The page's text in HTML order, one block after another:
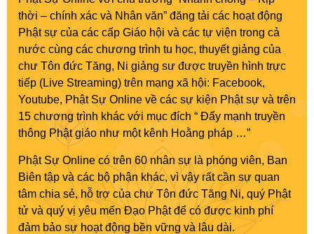
thời – chính xác và Nhân văn” đăng tải các hoạt động
Phật sự của các cấp Giáo hội và các tự viện trong cả
nước cùng các chương trình tu học, thuyết giảng của
chư Tôn đức Tăng, Ni giảng sư được truyền hình trực
tiếp (Live Streaming) trên mạng xã hội: Facebook,
Youtube, Phật Sự Online về các sự kiện Phật sự và trên
15 chương trình khác với mục đích “ Đẩy mạnh truyền
thông Phật giáo như một kênh Hoằng pháp …”
Phật Sự Online có trên 60 nhân sự là phóng viên, Ban
Biên tập và các bộ phận khác, vì vậy rất cần sự quan
tâm chia sẻ, hỗ trợ của chư Tôn đức Tăng Ni, quý Phật
tử và quý vị yêu mến Đạo Phật để có được kinh phí
đảm bảo sự hoạt động bền vững và lâu dài.